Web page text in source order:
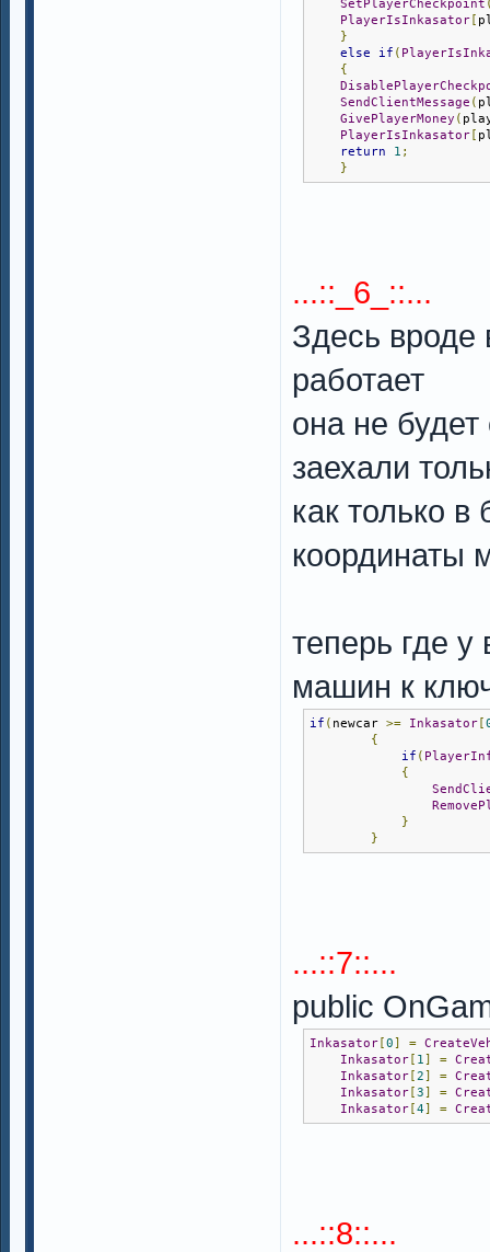
SetPlayerCheckpoint
PlayerIsInkasator [
}
else
if (
{
SendClientMessage (
GivePlayerMoney (
PlayerIsInkasator [
return
1 ;
}
...::_6_::...
Здесь вроде
работает
она не будет
заехали
как только в
координаты
теперь где у
машин к
if ( newcar >= Inkasator [
{
if (
{
}
}
...::7::...
public
Inkasator [0] =
Inkasator [ 1 ] =
Inkasator [2] =
Inkasator [3] =
Inkasator [4] =
...::8::...